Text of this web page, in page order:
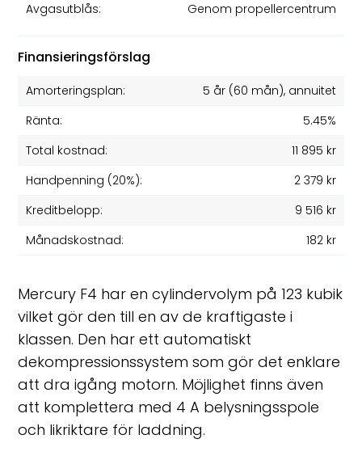
Avgasutblås:
Genom propellercentrum
Finansieringsförslag
Amorteringsplan: 5 år(60 mån), annuitet
Ränta:
5.45%
Total kostnad:
11 895 kr
Handpenning (20%):
2 379 kr
Kreditbelopp:
9 516 kr
Månadskostnad:
182 kr
Mercury F4 har en cylindervolym på 123 kubik
vilket gör den till en av de kraftigaste i
klassen. Den har ett automatiskt
dekompressionssystem som gör det enklare
att dra igång motorn. Möjlighet finns även
att komplettera med 4 A belysningsspole
och likriktare för laddning.